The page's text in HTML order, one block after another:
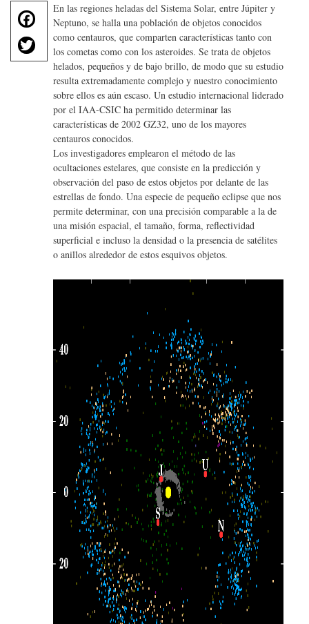
F
e
T
w
it
te
En las regiones heladas del Sistema Solar, entre Júpiter y
Neptuno, se halla una población de objetos conocidos
como centauros, que comparten características tanto con
los cometas como con los asteroides. Se trata de objetos
helados, pequeños y de bajo brillo, de modo que su estudio
resulta extremadamente complejo y nuestro conocimiento
sobre ellos es aún escaso. Un estudio internacional liderado
por el IAA-CSIC ha permitido determinar las
características de 2002 GZ32, uno de los mayores
centauros conocidos.
Los investigadores emplearon el método de las
ocultaciones estelares, que consiste en la predicción y
observación del paso de estos objetos por delante de las
estrellas de fondo. Una especie de pequeño eclipse que nos
permite determinar, con una precisión comparable a la de
una misión espacial, el tamaño, forma, reflectividad
superficial e incluso la densidad o la presencia de satélites
o anillos alrededor de estos esquivos objetos.